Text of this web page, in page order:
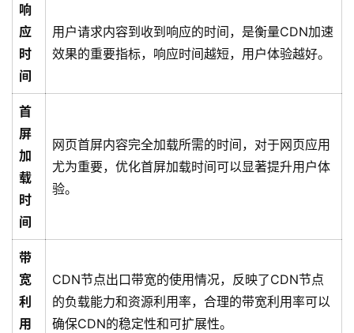
响
应
时
间
用户请求内容到收到响应的时间，是衡量CDN加速
效果的重要指标，响应时间越短，用户体验越好。
首
屏
加
载
时
间
网页首屏内容完全加载所需的时间，对于网页应用
尤为重要，优化首屏加载时间可以显著提升用户体
验。
带
宽
利
用
CDN节点出口带宽的使用情况，反映了CDN节点
的负载能力和资源利用率，合理的带宽利用率可以
确保CDN的稳定性和可扩展性。